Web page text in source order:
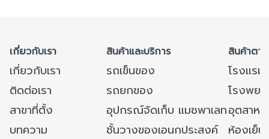
เกี่ยวกับเรา สินค้าและบริการ สินค้าตา
เกี่ยวกับเรา รถเข็นของ
โรงแร
ติดต่อเรา
รถยกของ
โรงพย
สาขาที่ตั้ง
อุปกรณ์จัดเก็บ แมชพาเลทอุตสาหก
บทความ
ชั้นวางของเอนกประสงค์
ห้องเย็